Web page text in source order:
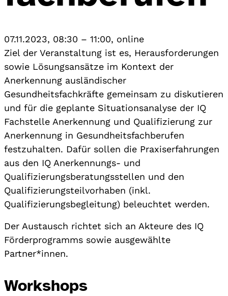
07.11.2023, 08:30 – 11:00, online
Ziel der Veranstaltung ist es, Herausforderungen
sowie Lösungsansätze im Kontext der
Anerkennung ausländischer
Gesundheitsfachkräfte gemeinsam zu diskutieren
und für die geplante Situationsanalyse der IQ
Fachstelle Anerkennung und Qualifizierung zur
Anerkennung in Gesundheitsfachberufen
festzuhalten. Dafür sollen die Praxiserfahrungen
aus den IQ Anerkennungs- und
Qualifizierungsberatungsstellen und den
Qualifizierungsteilvorhaben (inkl.
Qualifizierungsbegleitung) beleuchtet werden.
Der Austausch richtet sich an Akteure des IQ
Förderprogramms sowie ausgewählte
Partner*innen.
Workshops